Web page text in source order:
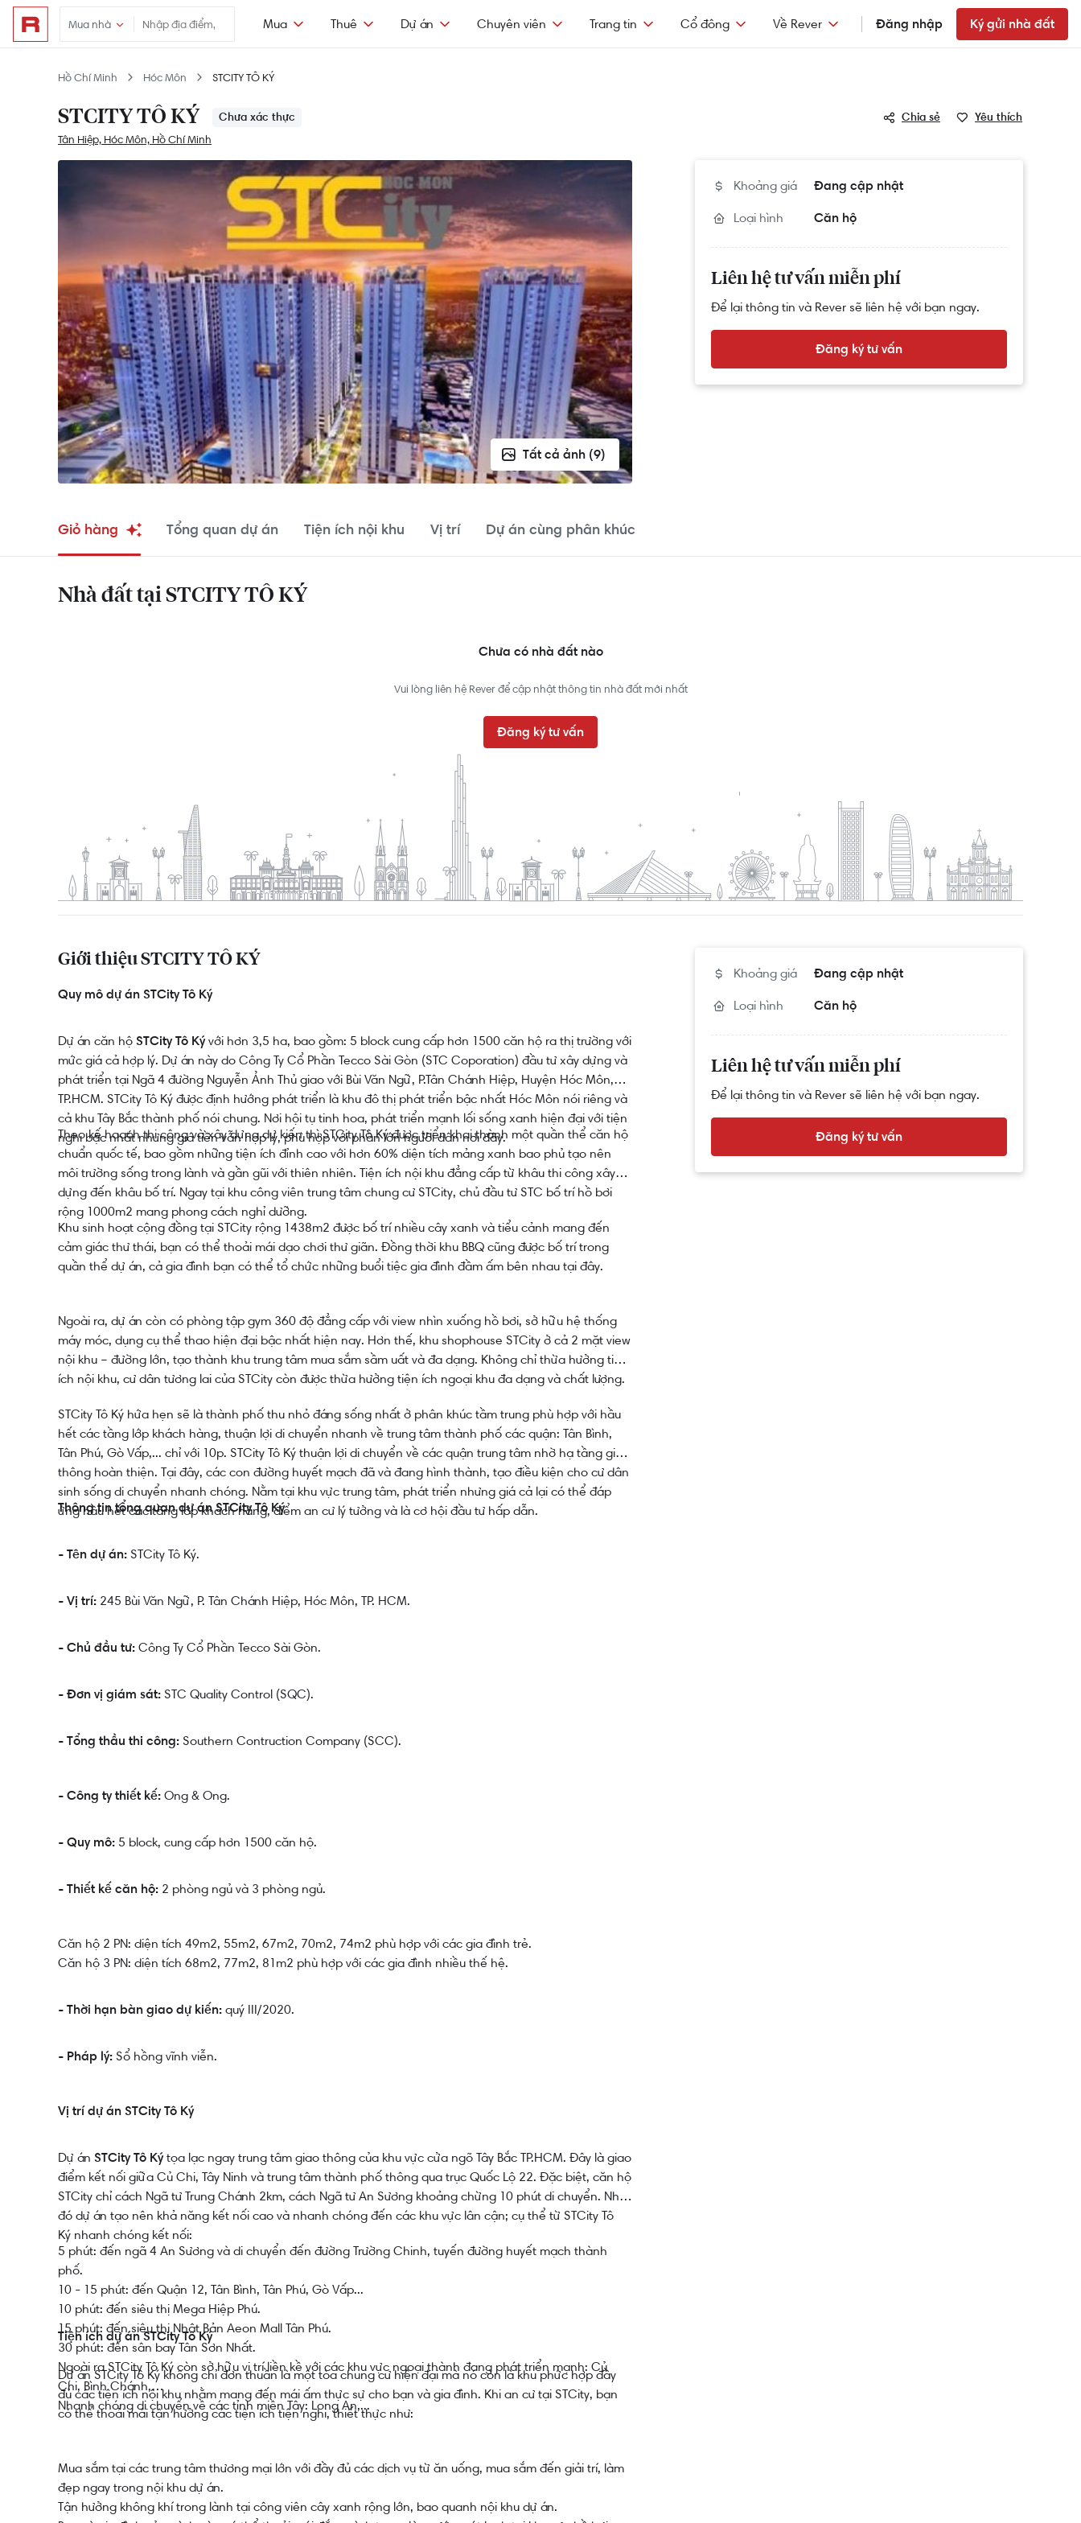
Mua nhà Mua Thuê Dự án Chuyên viên Trang tin Cổ đông Về Rever Đăng nhập Ký gửi nhà đất
Hồ Chí Minh Hóc Môn STCITY TÔ KÝ
Chia sẻ Yêu thích
STCITY TÔ KÝ Chưa xác thực
Tân Hiệp, Hóc Môn, Hồ Chí Minh
Tất cả ảnh (9)
Khoảng giá Đang cập nhật
Loại hình Căn hộ
Liên hệ tư vấn miễn phí
Để lại thông tin và Rever sẽ liên hệ với bạn ngay.
Đăng ký tư vấn
Giỏ hàng Tổng quan dự án Tiện ích nội khu Vị trí Dự án cùng phân khúc
Nhà đất tại STCITY TÔ KÝ
Chưa có nhà đất nào
Vui lòng liên hệ Rever để cập nhật thông tin nhà đất mới nhất
Đăng ký tư vấn
Giới thiệu STCITY TÔ KÝ
Quy mô ​dự án STCity Tô Ký
Dự án căn hộ STCity Tô Kývới hơn 3,5 ha, bao gồm: 5 block cung cấp hơn 1500 căn hộ ra thị trường với
mức giá cả hợp lý. Dự án này do Công Ty Cổ Phần Tecco Sài Gòn (STC Coporation) đầu tư xây dựng và
phát triển tại Ngã 4 đường Nguyễn Ảnh Thủ giao với Bùi Văn Ngữ, P.Tân Chánh Hiệp, Huyện Hóc Môn,
TP.HCM. STCity Tô Ký được định hướng phát triển là khu đô thị phát triển bậc nhất Hóc Môn nói riêng và
cả khu Tây Bắc thành phố nói chung. Nơi hội tụ tinh hoa, phát triển mạnh lối sống xanh hiện đại với tiện
nghi bậc nhất nhưng giá tiền vẫn hợp lý, phù hợp với phần lớn người dân nơi đây.
Theo kế hoạch thi công và xây dựng dự kiến thì STCity Tô Ký được triển khai thành một quần thể căn hộ
chuẩn quốc tế, bao gồm những tiện ích đỉnh cao với hơn 60% diện tích mảng xanh bao phủ tạo nên
môi trường sống trong lành và gần gũi với thiên nhiên. Tiện ích nội khu đẳng cấp từ khâu thi công xây
dựng đến khâu bố trí. Ngay tại khu công viên trung tâm chung cư STCity, chủ đầu tư STC bố trí hồ bơi
rộng 1000m2 mang phong cách nghỉ dưỡng.
Khu sinh hoạt cộng đồng tại STCity rộng 1438m2 được bố trí nhiều cây xanh và tiểu cảnh mang đến
cảm giác thư thái, bạn có thể thoải mái dạo chơi thư giãn. Đồng thời khu BBQ cũng được bố trí trong
quần thể dự án, cả gia đình bạn có thể tổ chức những buổi tiệc gia đình đầm ấm bên nhau tại đây.
Ngoài ra, dự án còn có phòng tập gym 360 độ đẳng cấp với view nhìn xuống hồ bơi, sở hữu hệ thống
máy móc, dụng cụ thể thao hiện đại bậc nhất hiện nay. Hơn thế, khu shophouse STCity ở cả 2 mặt view
nội khu – đường lớn, tạo thành khu trung tâm mua sắm sầm uất và đa dạng. Không chỉ thừa hưởng tiện
ích nội khu, cư dân tương lai của STCity còn được thừa hưởng tiện ích ngoại khu đa dạng và chất lượng.
STCity Tô Ký hứa hẹn sẽ là thành phố thu nhỏ đáng sống nhất ở phân khúc tầm trung phù hợp với hầu
hết các tầng lớp khách hàng, thuận lợi di chuyển nhanh về trung tâm thành phố các quận: Tân Bình,
Tân Phú, Gò Vấp,... chỉ với 10p. STCity Tô Ký thuận lợi di chuyển về các quận trung tâm nhờ hạ tầng giao
thông hoàn thiện. Tại đây, các con đường huyết mạch đã và đang hình thành, tạo điều kiện cho cư dân
sinh sống di chuyển nhanh chóng. Nằm tại khu vực trung tâm, phát triển nhưng giá cả lại có thể đáp
ứng hầu hết các tầng lớp khách hàng, điểm an cư lý tưởng và là cơ hội đầu tư hấp dẫn.
Thông tin tổng quan dự án STCity Tô Ký
- Tên dự án: STCity Tô Ký.
- Vị trí: 245 Bùi Văn Ngữ, P. Tân Chánh Hiệp, Hóc Môn, TP. HCM.
- Chủ đầu tư: Công Ty Cổ Phần Tecco Sài Gòn.
- Đơn vị giám sát: STC Quality Control (SQC).
- Tổng thầu thi công: Southern Contruction Company (SCC).
- Công ty thiết kế: Ong & Ong.
- Quy mô: 5 block, cung cấp hơn 1500 căn hộ.
- Thiết kế căn hộ: 2 phòng ngủ và 3 phòng ngủ.
Căn hộ 2 PN: diện tích 49m2, 55m2, 67m2, 70m2, 74m2 phù hợp với các gia đình trẻ.
Căn hộ 3 PN: diện tích 68m2, 77m2, 81m2 phù hợp với các gia đình nhiều thế hệ.
- Thời hạn bàn giao dự kiến: quý III/2020.
- Pháp lý: Sổ hồng vĩnh viễn.
Vị trí dự án STCity Tô Ký
Dự án STCity Tô Kýtọa lạc ngay trung tâm giao thông của khu vực cửa ngõ Tây Bắc TP.HCM. Đây là giao
điểm kết nối giữa Củ Chi, Tây Ninh và trung tâm thành phố thông qua trục Quốc Lộ 22. Đặc biệt, căn hộ
STCity chỉ cách Ngã tư Trung Chánh 2km, cách Ngã tư An Sương khoảng chừng 10 phút di chuyển. Nhờ
đó dự án tạo nên khả năng kết nối cao và nhanh chóng đến các khu vực lân cận; cụ thể từ STCity Tô
Ký nhanh chóng kết nối:
5 phút: đến ngã 4 An Sương và di chuyển đến đường Trường Chinh, tuyến đường huyết mạch thành
phố.
10 - 15 phút: đến Quận 12, Tân Bình, Tân Phú, Gò Vấp...
10 phút: đến siêu thị Mega Hiệp Phú.
15 phút: đến siêu thị Nhật Bản Aeon Mall Tân Phú.
30 phút: đến sân bay Tân Sơn Nhất.
Ngoài ra STCity Tô Ký còn sở hữu vị trí liền kề với các khu vực ngoại thành đang phát triển mạnh: Củ
Chi, Bình Chánh,…
Nhanh chóng di chuyển về các tỉnh miền Tây: Long An,...
Tiện ích dự án STCity Tô Ký
Dự án STCity Tô Ký không chỉ đơn thuần là một tòa chung cư hiện đại mà nó còn là khu phức hợp đầy
đủ các tiện ích nội khu nhằm mang đến mái ấm thực sự cho bạn và gia đình. Khi an cư tại STCity, bạn
có thể thoải mái tận hưởng các tiện ích tiện nghi, thiết thực như:
Mua sắm tại các trung tâm thương mại lớn với đầy đủ các dịch vụ từ ăn uống, mua sắm đến giải trí, làm
đẹp ngay trong nội khu dự án.
Tận hưởng không khí trong lành tại công viên cây xanh rộng lớn, bao quanh nội khu dự án.
Khoảng giá Đang cập nhật
Loại hình Căn hộ
Liên hệ tư vấn miễn phí
Để lại thông tin và Rever sẽ liên hệ với bạn ngay.
Đăng ký tư vấn